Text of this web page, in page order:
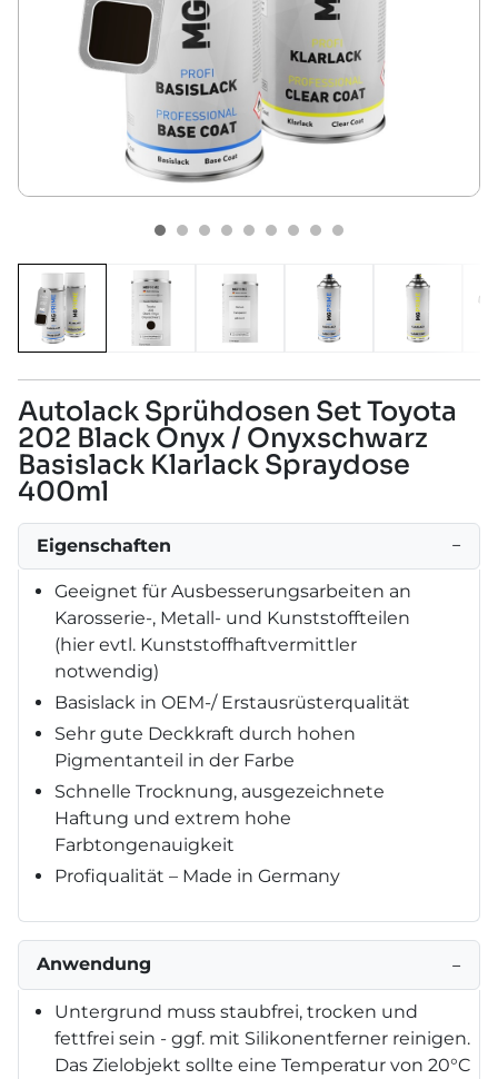
Autolack Sprühdosen Set Toyota
202 Black Onyx / Onyxschwarz
Basislack Klarlack Spraydose
400ml
Eigenschaften −
Geeignet für Ausbesserungsarbeiten an
Karosserie-, Metall- und Kunststoffteilen
(hier evtl. Kunststoffhaftvermittler
notwendig)
Basislack in OEM-/ Erstausrüsterqualität
Sehr gute Deckkraft durch hohen
Pigmentanteil in der Farbe
Schnelle Trocknung, ausgezeichnete
Haftung und extrem hohe
Farbtongenauigkeit
Profiqualität – Made in Germany
Anwendung −
Untergrund muss staubfrei, trocken und
fettfrei sein - ggf. mit Silikonentferner reinigen.
Das Zielobjekt sollte eine Temperatur von 20°C